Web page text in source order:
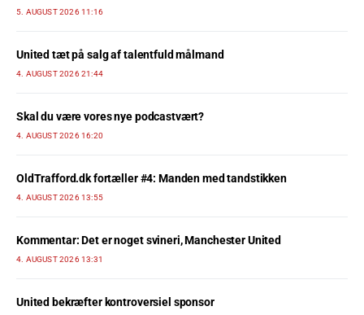
5. AUGUST 2026 11:16
United tæt på salg af talentfuld målmand
4. AUGUST 2026 21:44
Skal du være vores nye podcastvært?
4. AUGUST 2026 16:20
OldTrafford.dk fortæller #4: Manden med tandstikken
4. AUGUST 2026 13:55
Kommentar: Det er noget svineri, Manchester United
4. AUGUST 2026 13:31
United bekræfter kontroversiel sponsor